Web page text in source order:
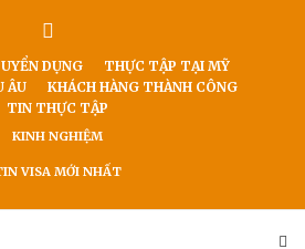
DỤNG
THỰC TẬP TẠI MỸ
ÂU
KHÁCH HÀNG THÀNH CÔNG
TIN THỰC TẬP
KINH NGHIỆM
VISA MỚI NHẤT